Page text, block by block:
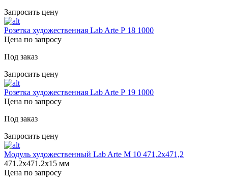
Запросить цену
Розетка художественная Lab Arte Р 18 1000
Цена по запросу
Под заказ
Запросить цену
Розетка художественная Lab Arte Р 19 1000
Цена по запросу
Под заказ
Запросить цену
Модуль художественный Lab Arte М 10 471,2х471,2
471.2х471.2х15 мм
Цена по запросу